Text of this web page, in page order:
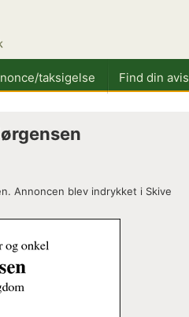
taksigelse Find din avis
Annoncen blev indrykket i Skive